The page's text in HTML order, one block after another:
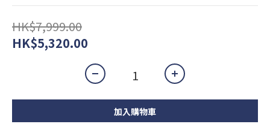
HK$7,999.00
HK$5,320.00
加入購物車